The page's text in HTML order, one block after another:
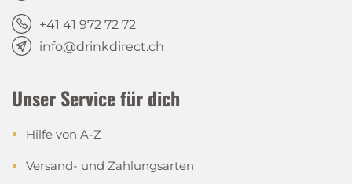
+41 41 972 72 72
info@drinkdirect.ch
Unser Service für dich
Hilfe von A-Z
Versand- und Zahlungsarten